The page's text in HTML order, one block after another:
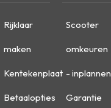
Rijklaar
maken
Kentekenplaat
Betaalopties
Scooter
omkeuren
- inplannen
Garantie